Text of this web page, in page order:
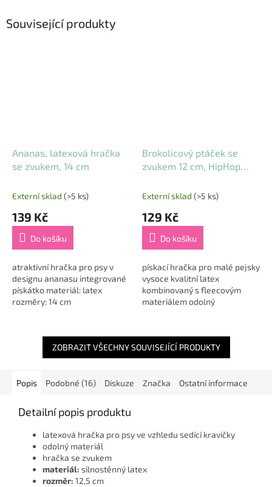
Související produkty
Ananas, latexová hračka
se zvukem, 14 cm
Externí sklad (>5 ks)
139 Kč
Do košíku
atraktivní hračka pro psy v
designu ananasu integrované
pískátko materiál: latex
rozměry: 14 cm
Brokolicový ptáček se
zvukem 12 cm, HipHop
Externí sklad (>5 ks)
129 Kč
Do košíku
pískací hračka pro malé pejsky
vysoce kvalitní latex
kombinovaný s fleecovým
materiálem odolný
výplň materiál: latex /...
ZOBRAZIT VŠECHNY SOUVISEJÍCÍ PRODUKTY
Popis Podobné (16) Diskuze Značka Ostatní informace
Detailní popis produktu
latexová hračka pro psy ve vzhledu sedící kravičky
odolný materiál
hračka se zvukem
materiál: silnostěnný latex
rozměr: 12,5 cm